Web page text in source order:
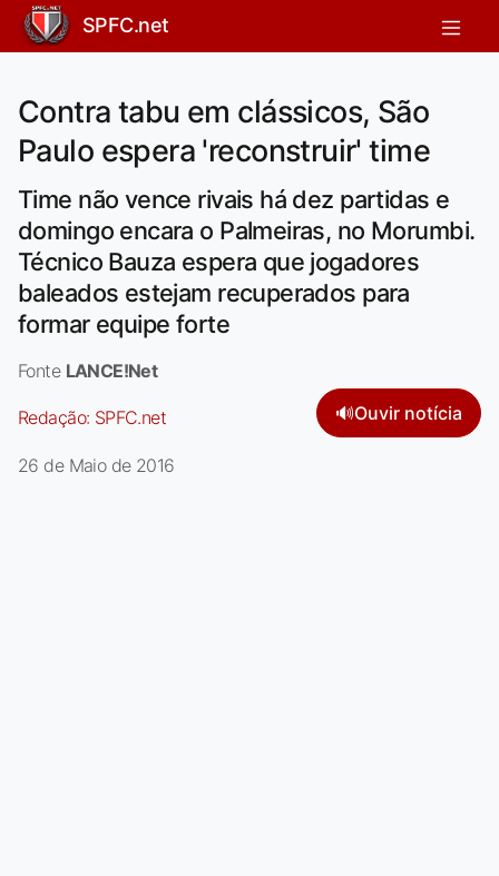
SPFC.net
Contra tabu em clássicos, São
Paulo espera 'reconstruir' time
Time não vence rivais há dez partidas e
domingo encara o Palmeiras, no Morumbi.
Técnico Bauza espera que jogadores
baleados estejam recuperados para
formar equipe forte
Fonte LANCE!Net
Redação: SPFC.net 🔊Ouvir notícia
26 de Maio de 2016